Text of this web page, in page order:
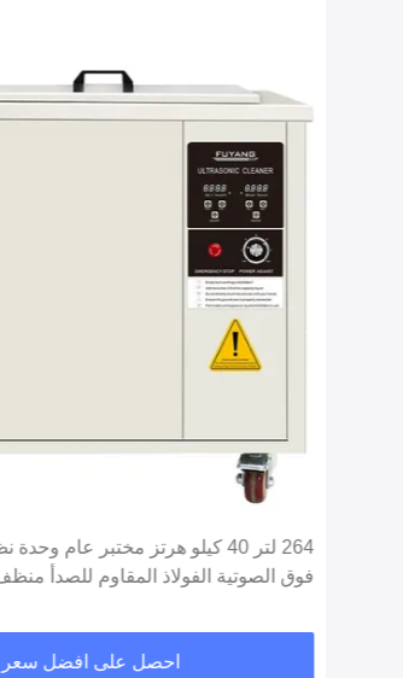
264 لتر 40 كيلو هرتز مختبر عام
فوق الصوتية الفولاذ المقاوم للصدأ
احصل على افضل سعر